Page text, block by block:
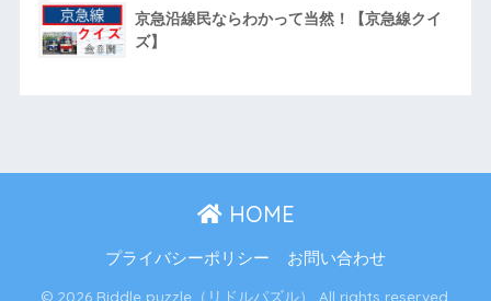
京急沿線民ならわかって当然！【京急線クイ
ズ】
HOME
プライバシーポリシー お問い合わせ
© 2026 Riddle puzzle（リドルパズル） All rights reserved.